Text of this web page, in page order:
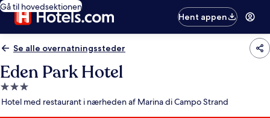
Gå til hovedsektionen
Hent appen
Se alle overnatningssteder
Eden Park Hotel
3.0-
stjernet
Hotel med restaurant i nærheden af Marina di Campo Strand